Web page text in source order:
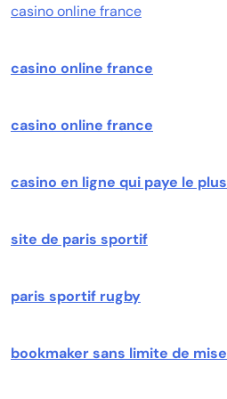
casino online france
casino online france
casino online france
casino en ligne qui paye le plus
site de paris sportif
paris sportif rugby
bookmaker sans limite de mise